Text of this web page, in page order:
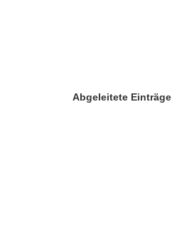
Abgeleitete Einträge